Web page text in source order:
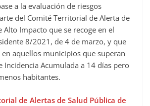
a la evaluación de riesgos
del Comité Territorial de Alerta de
Alto Impacto que se recoge en el
8/2021, de 4 de marzo, y que
aquellos municipios que superan
Incidencia Acumulada a 14 días pero
habitantes.
de Alertas de Salud Pública de